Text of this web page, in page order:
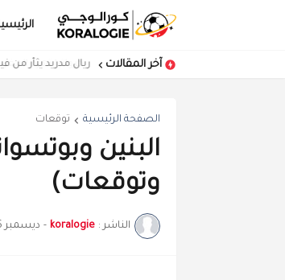
آخر المقالات ريال مدريد يثأر من
كرواتيا تهزم
الصفحة الرئيسية توقعات
البنين
وتوقعات)
الناشر : koralogie
- ديسمبر 26, 2025